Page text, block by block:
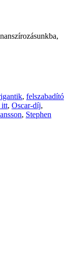
, felszabadító
itt, Oscar-díj,
, Stephen